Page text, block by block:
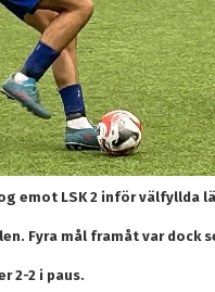
emot LSK 2 inför välfyllda
Fyra mål framåt var dock
2-2 i paus.